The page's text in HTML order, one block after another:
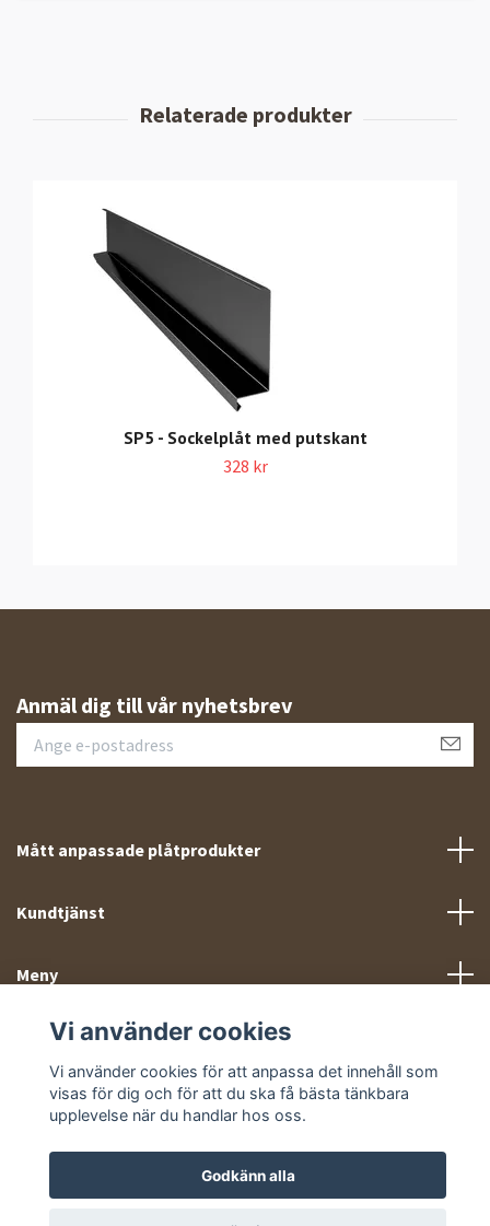
SP5 - Sockelplåt med putskant
328 kr
Anmäl dig till vår nyhetsbrev
Mått anpassade plåtprodukter
Kundtjänst
Meny
Sociala medier
Vi använder cookies
Vi använder cookies för att anpassa det innehåll som
visas för dig och för att du ska få bästa tänkbara
upplevelse när du handlar hos oss.
Godkänn alla